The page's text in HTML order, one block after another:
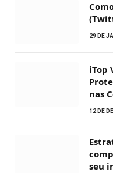
29 DE
iTop
nas
12 DE
seu